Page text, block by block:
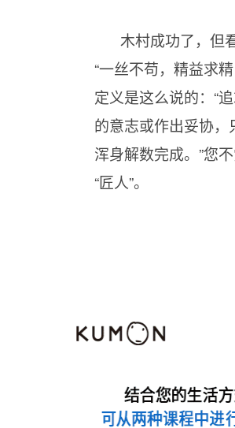
木村成功了，但
“一丝不苟，精益求
定义是这么说的：“
的意志或作出妥协
浑身解数完成。”您
“匠人”。